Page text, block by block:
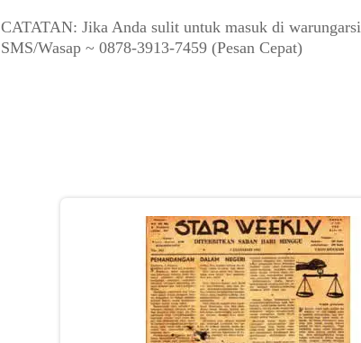
CATATAN: Jika Anda sulit untuk masuk di
SMS/Wasap ~ 0878-3913-7459 (Pesan Cepat)